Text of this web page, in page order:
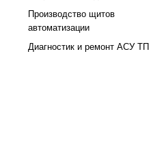
Производство щитов
автоматизации
Диагностик и ремонт АСУ ТП